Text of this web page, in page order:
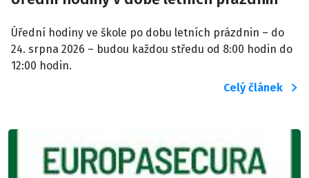
Úřední hodiny ve škole po dobu letních prázdnin – do
24. srpna 2026 – budou každou středu od 8:00 hodin do
12:00 hodin.
Celý článek